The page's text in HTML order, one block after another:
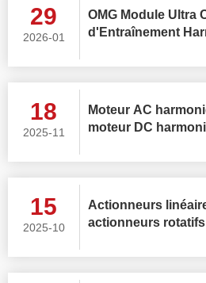
29
2026-01
OMG Module Ultra
d'Entraînement
Intégré
18
2025-11
Moteur AC
moteur DC
15
2025-10
Actionneurs
actionneurs
articulations des
humanoïdes